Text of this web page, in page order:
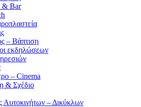
& Bar
– Βάπτιση
εκδηλώσεων
– Cinema
& Σχέδιο
Αυτοκινήτων – Δικύκλων